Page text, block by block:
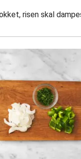
risen skal